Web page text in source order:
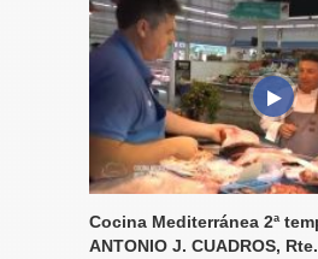
Cocina Mediterránea 2ª
ANTONIO J. CUADROS,